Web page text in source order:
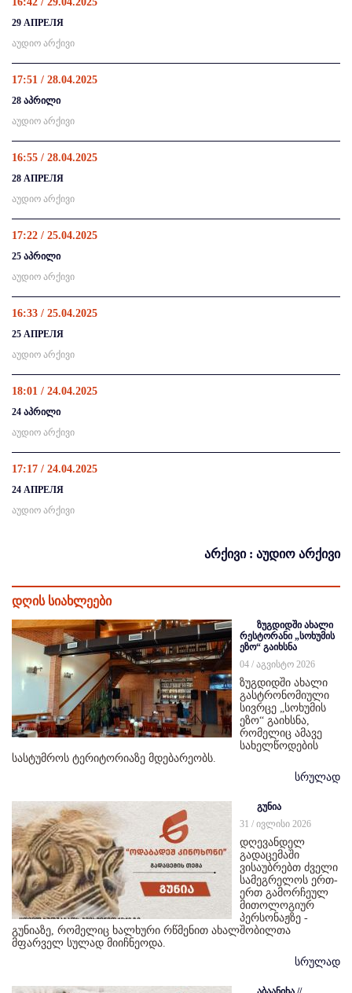
29 АПРЕЛЯ
აუდიო არქივი
17:51 / 28.04.2025
28 აპრილი
აუდიო არქივი
16:55 / 28.04.2025
28 АПРЕЛЯ
აუდიო არქივი
17:22 / 25.04.2025
25 აპრილი
აუდიო არქივი
16:33 / 25.04.2025
25 АПРЕЛЯ
აუდიო არქივი
18:01 / 24.04.2025
24 აპრილი
აუდიო არქივი
17:17 / 24.04.2025
24 АПРЕЛЯ
აუდიო არქივი
არქივი : აუდიო არქივი
დღის სიახლეები
ზუგდიდში ახალი
რესტორანი „სოხუმის
ეზო“ გაიხსნა
04 / აგვისტო 2026
ზუგდიდში ახალი
გასტრონომიული
სივრცე „სოხუმის
ეზო“ გაიხსნა,
რომელიც ამავე
სახელწოდების
სასტუმროს ტერიტორიაზე მდებარეობს.
სრულად
გუნია
31 / ივლისი 2026
დღევანდელ
გადაცემაში
ვისაუბრებთ ძველი
სამეგრელოს ერთ-
ერთ გამორჩეულ
მითოლოგიურ
პერსონაჟზე -
გუნიაზე, რომელიც ხალხური რწმენით ახალშობილთა
მფარველ სულად მიიჩნეოდა.
სრულად